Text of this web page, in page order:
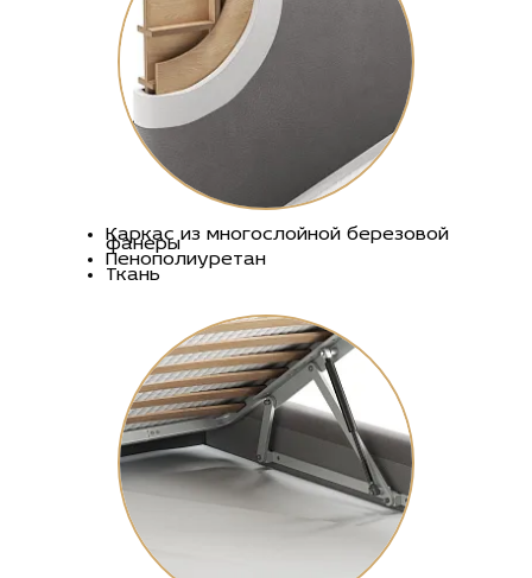
Каркас из многослойной березовой
фанеры
Пенополиуретан
Ткань